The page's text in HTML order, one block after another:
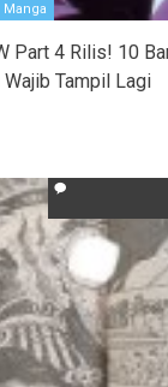
Manga
Part 4 Rilis! 10
Tampil Lagi